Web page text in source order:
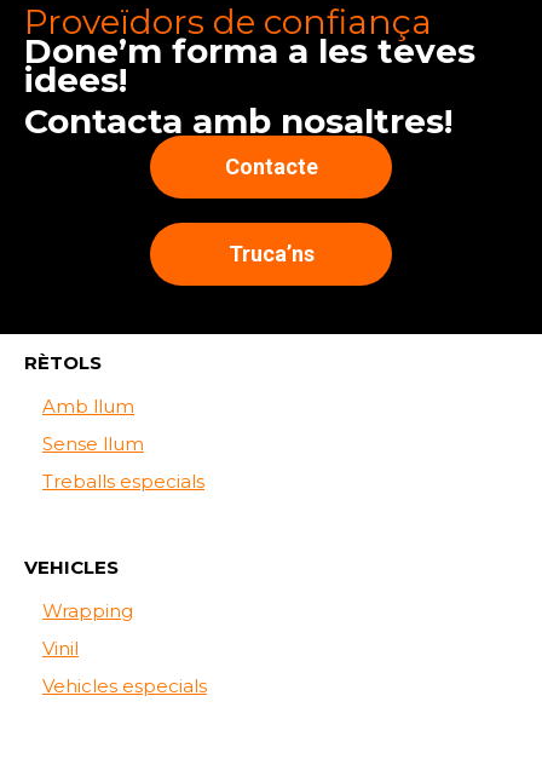
Proveïdors de confiança
Done’m forma a les teves
idees!
Contacta amb nosaltres!
Contacte
Truca’ns
RÈTOLS
Amb llum
Sense llum
Treballs especials
VEHICLES
Wrapping
Vinil
Vehicles especials